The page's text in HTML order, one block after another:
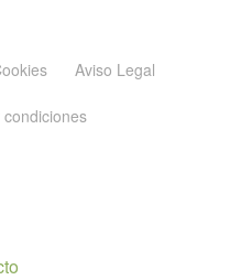
Aviso Legal